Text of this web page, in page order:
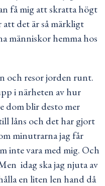
få mig att skratta högt
att det är så märkligt
människor hemma hos
och resor jorden runt.
i närheten av hur
dom blir desto mer
låns och det har gjort
minutrarna jag får
inte vara med mig. Och
idag ska jag njuta av
en liten len hand då